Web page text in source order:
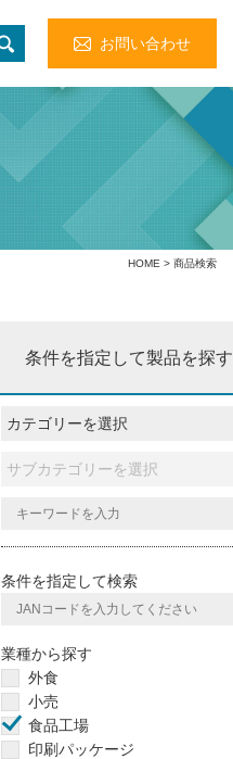
お問い合わせ
HOME > 商品検索
条件を指定して製品を探す
条件を指定して検索
業種から探す
外食
小売
食品工場
印刷パッケージ